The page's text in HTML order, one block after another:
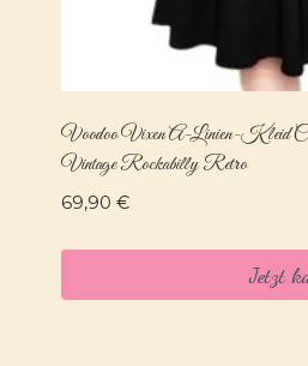
Voodoo Vixen A-Linien-Kleid
Vintage Rockabilly Retro
69,90 €
Jetzt